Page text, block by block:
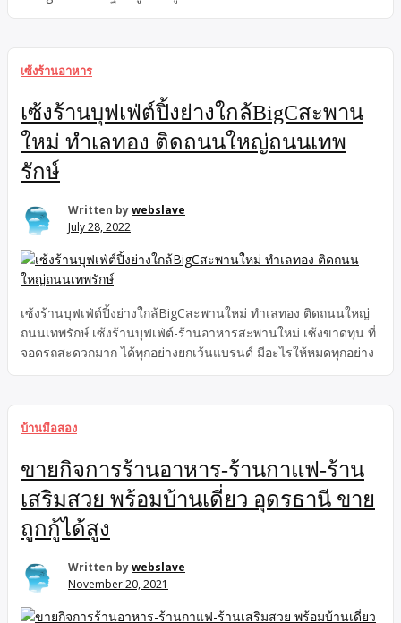
เซ้งร้านอาหาร
เซ้งร้านบุฟเฟ่ต์ปิ้งย่างใกล้BigCสะพาน
ใหม่ ทำเลทอง ติดถนนใหญ่ถนนเทพ
รักษ์
Written bywebslave
July 28, 2022
เซ้งร้านบุฟเฟ่ต์ปิ้งย่างใกล้BigCสะพานใหม่ ทำเลทอง ติดถนนใหญ่
ถนนเทพรักษ์ เซ้งร้านบุฟเฟ่ต์-ร้านอาหารสะพานใหม่ เซ้งขาดทุน ที่
จอดรถสะดวกมาก ได้ทุกอย่างยกเว้นแบรนด์ มีอะไรให้หมดทุกอย่าง
บ้านมือสอง
ขายกิจการร้านอาหาร-ร้านกาแฟ-ร้าน
เสริมสวย พร้อมบ้านเดี่ยว อุดรธานี ขาย
ถูกกู้ได้สูง
Written bywebslave
November 20, 2021